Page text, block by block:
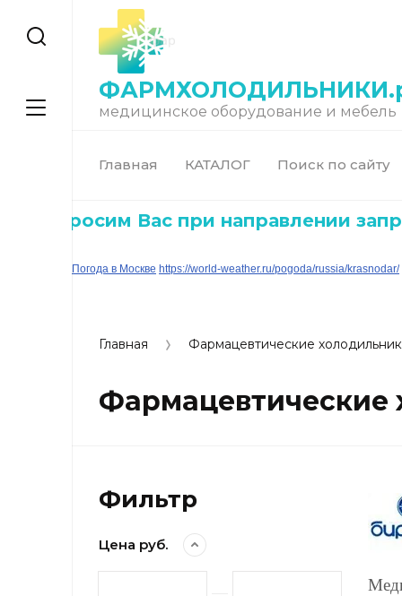
медицинское оборудование и мебель
Главная КАТАЛОГ Поиск по сайту
Вас при направлении
Погода в Москве https://world-weather.ru/pogoda/russia/krasnodar/
Главная Фармацевтические
Фильтр
Цена руб.